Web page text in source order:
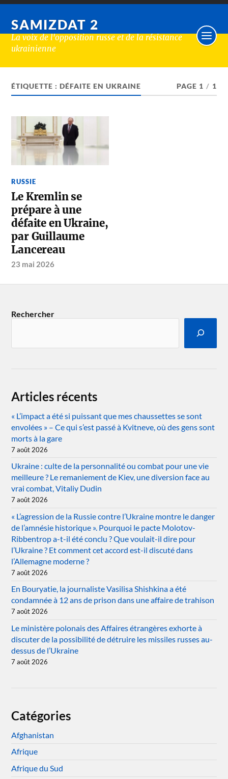
SAMIZDAT 2
La voix de l'opposition russe et de la résistance
ukrainienne
ÉTIQUETTE :DÉFAITE EN UKRAINE PAGE 1 / 1
RUSSIE
Le Kremlin se
prépare à une
défaite en Ukraine,
par Guillaume
Lancereau
23 mai 2026
Rechercher
Articles récents
« L’impact a été si puissant que mes chaussettes se sont
envolées » – Ce qui s’est passé à Kvitneve, où des gens sont
morts à la gare
7 août 2026
Ukraine : culte de la personnalité ou combat pour une vie
meilleure ? Le remaniement de Kiev, une diversion face au
vrai combat, Vitaliy Dudin
7 août 2026
« L’agression de la Russie contre l’Ukraine montre le danger
de l’amnésie historique ». Pourquoi le pacte Molotov-
Ribbentrop a-t-il été conclu ? Que voulait-il dire pour
l’Ukraine ? Et comment cet accord est-il discuté dans
l’Allemagne moderne ?
7 août 2026
En Bouryatie, la journaliste Vasilisa Shishkina a été
condamnée à 12 ans de prison dans une affaire de trahison
7 août 2026
Le ministère polonais des Affaires étrangères exhorte à
discuter de la possibilité de détruire les missiles russes au-
dessus de l’Ukraine
7 août 2026
Catégories
Afghanistan
Afrique
Afrique du Sud